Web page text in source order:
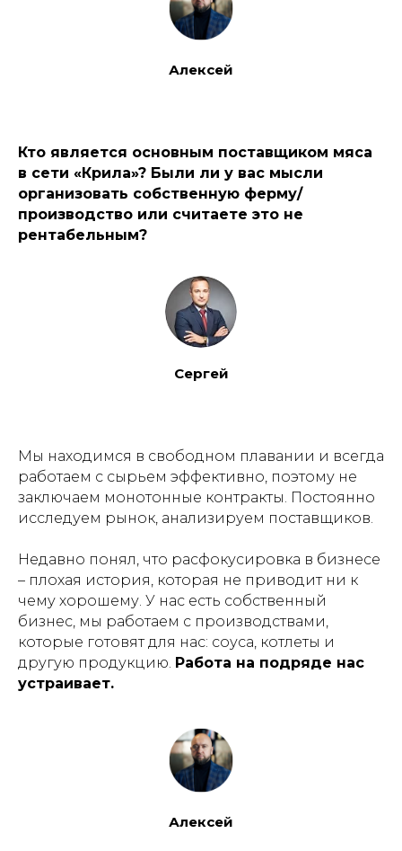
Алексей
Кто является основным поставщиком мяса
в сети «Крила»? Были ли у вас мысли
организовать собственную ферму/
производство или считаете это не
рентабельным?
Сергей
Мы находимся в свободном плавании и всегда
работаем с сырьем эффективно, поэтому не
заключаем монотонные контракты. Постоянно
исследуем рынок, анализируем поставщиков.
Недавно понял, что расфокусировка в бизнесе
– плохая история, которая не приводит ни к
чему хорошему. У нас есть собственный
бизнес, мы работаем с производствами,
которые готовят для нас: соуса, котлеты и
другую продукцию. Работа на подряде нас
устраивает.
Алексей